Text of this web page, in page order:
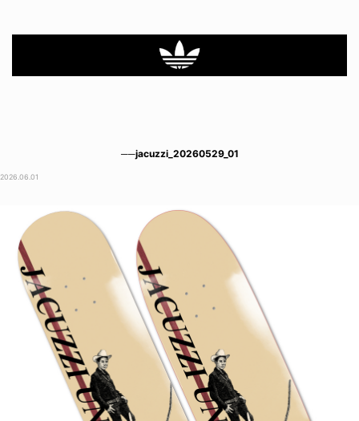
──jacuzzi_20260529_01
2026.06.01